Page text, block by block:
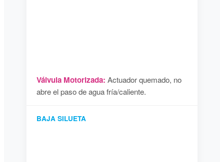
Válvula Motorizada: Actuador quemado, no
abre el paso de agua fría/caliente.
BAJA SILUETA